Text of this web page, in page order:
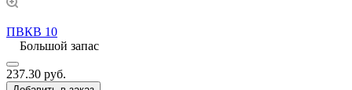
ПВКВ 10
Большой запас
237.30 руб.